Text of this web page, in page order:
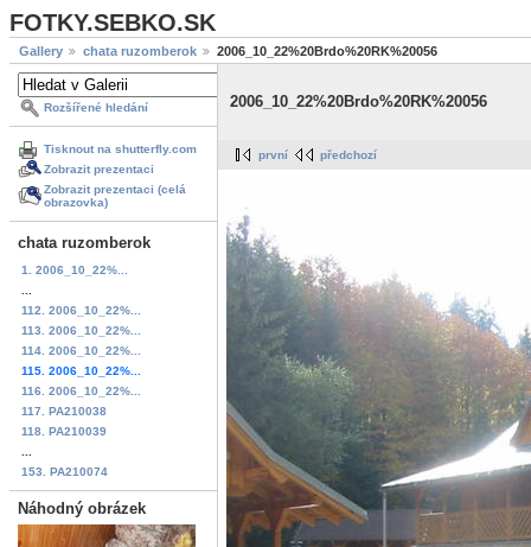
FOTKY.SEBKO.SK
Gallery chata ruzomberok 2006_10_22%20Brdo%20RK%20056
Rozšířené hledání
Tisknout na shutterfly.com
Zobrazit prezentaci
Zobrazit prezentaci (celá
obrazovka)
chata ruzomberok
1. 2006_10_22%...
112. 2006_10_22%...
113. 2006_10_22%...
114. 2006_10_22%...
115. 2006_10_22%...
116. 2006_10_22%...
117. PA210038
118. PA210039
153. PA210074
Náhodný obrázek
2006_10_22%20Brdo%20RK%20056
první předchozí